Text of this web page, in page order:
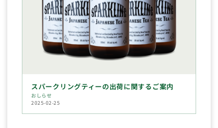
スパークリングティーの出荷に関するご案内
おしらせ
2025-02-25